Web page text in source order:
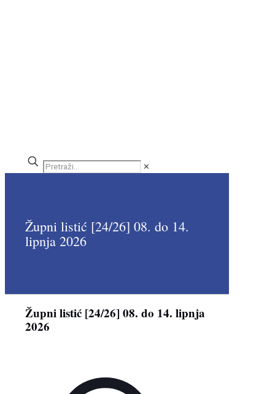
✕
Župni listić [24/26] 08. do 14.
lipnja 2026
Župni listić [24/26] 08. do 14. lipnja
2026